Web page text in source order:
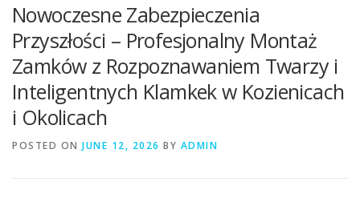
SMART DOM AI – AUTOMATYKA, INTELIGENTNE
BLOG KONTAKT
Nowoczesne Zabezpieczenia
Przyszłości – Profesjonalny Montaż
Zamków z Rozpoznawaniem Twarzy i
Inteligentnych Klamkek w Kozienicach
i Okolicach
POSTED ON JUNE 12, 2026 BY ADMIN